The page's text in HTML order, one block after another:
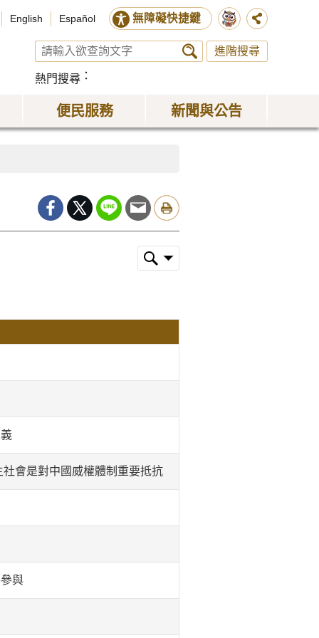
English Español 無障礙快捷鍵
進階搜尋
熱門搜尋
便民服務 新聞與公告
會是對中國威權體制重要抵抗
與